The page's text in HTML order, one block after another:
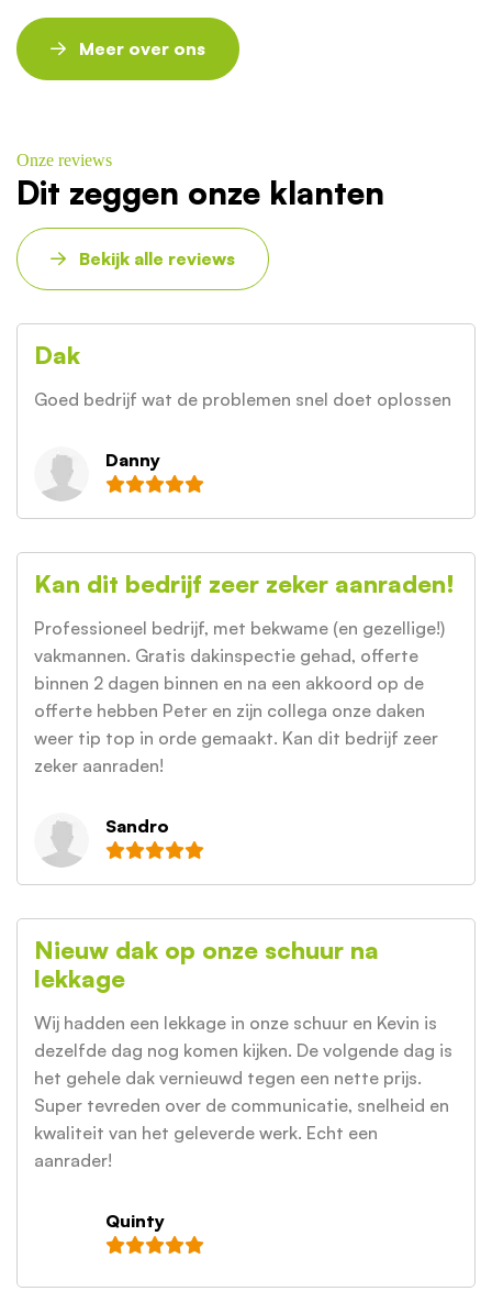
Meer over ons
Onze reviews
Dit zeggen onze klanten
Bekijk alle reviews
Dak
Goed bedrijf wat de problemen snel doet oplossen
Danny
Kan dit bedrijf zeer zeker aanraden!
Professioneel bedrijf, met bekwame (en gezellige!)
vakmannen. Gratis dakinspectie gehad, offerte
binnen 2 dagen binnen en na een akkoord op de
offerte hebben Peter en zijn collega onze daken
weer tip top in orde gemaakt. Kan dit bedrijf zeer
zeker aanraden!
Sandro
Nieuw dak op onze schuur na
lekkage
Wij hadden een lekkage in onze schuur en Kevin is
dezelfde dag nog komen kijken. De volgende dag is
het gehele dak vernieuwd tegen een nette prijs.
Super tevreden over de communicatie, snelheid en
kwaliteit van het geleverde werk. Echt een
aanrader!
Quinty